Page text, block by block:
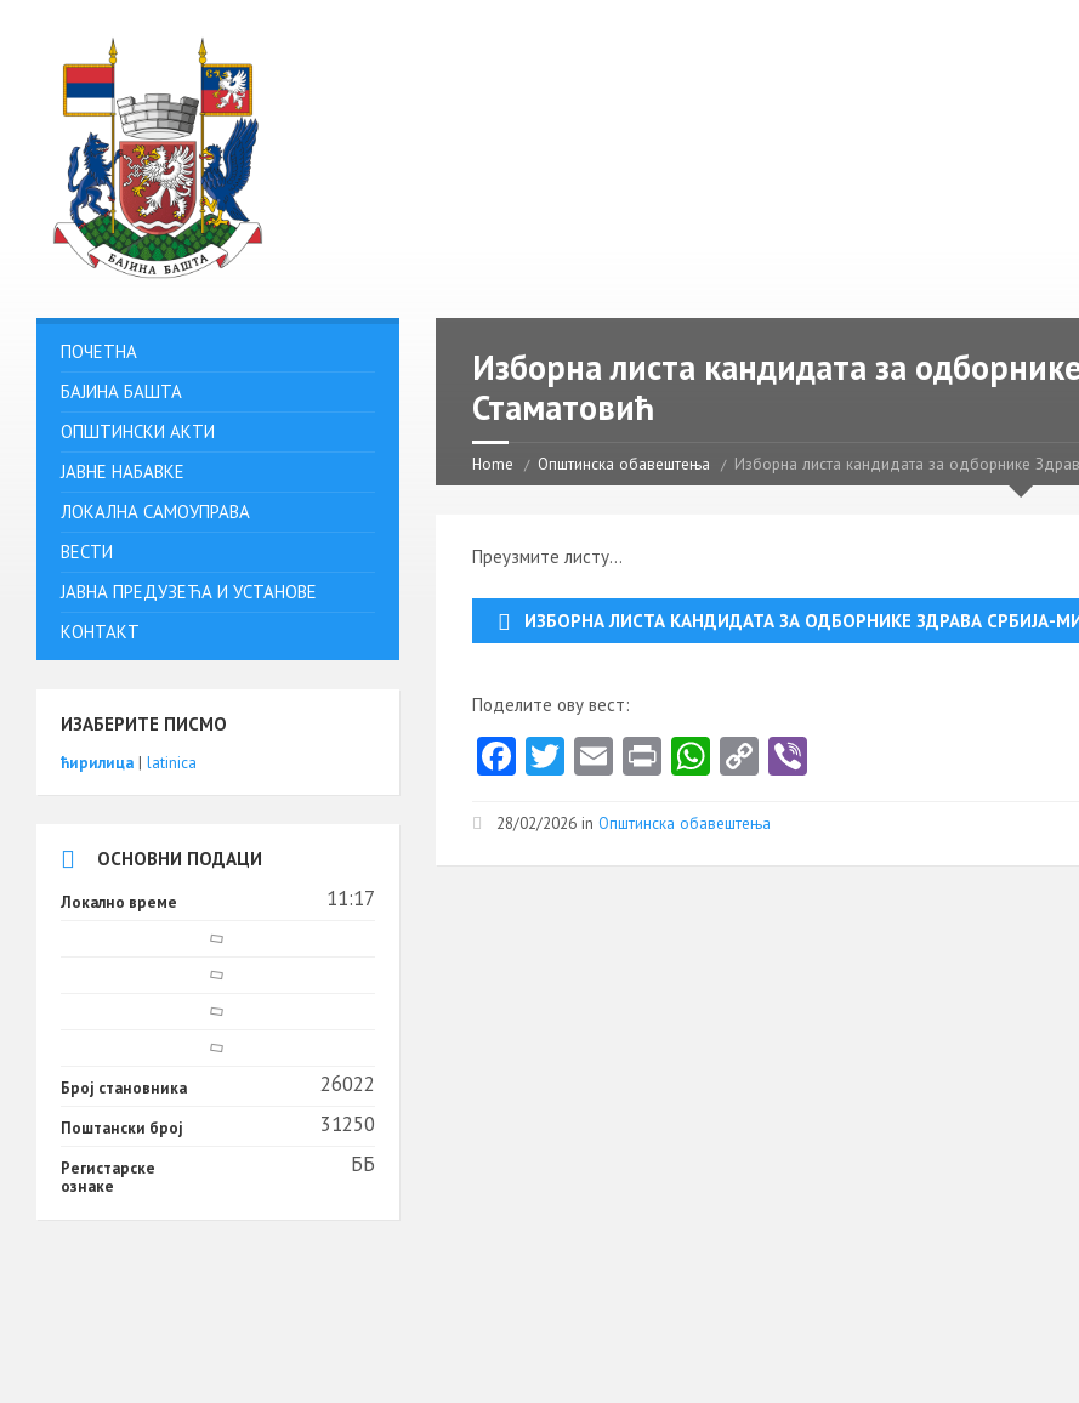
Изборна листа кандидата за
Стаматовић
Home Општинска обавештења Изборна листа кандидата за одборнике
Преузмите листу…
ИЗБОРНА ЛИСТА КАНДИДАТА ЗА ОДБОРНИКЕ ЗДРАВА СРБИЈА-
Поделите ову вест:
Fa
b
o
T
itt
er
E
ai
l
Pr
t
W
ts
A
C
py
Li
Vi
28/02/2026 in Општинска обавештења
ПОЧЕТНА
БАЈИНА БАШТА
ОПШТИНСКИ АКТИ
ЈАВНЕ НАБАВКЕ
ЛОКАЛНА САМОУПРАВА
ВЕСТИ
ЈАВНА ПРЕДУЗЕЋА И УСТАНОВЕ
КОНТАКТ
ИЗАБЕРИТЕ ПИСМО
ћирилица | latinica
ОСНОВНИ ПОДАЦИ
Локално време 11:17
Број становника 26022
Поштански број 31250
Регистарске
ознаке
ББ